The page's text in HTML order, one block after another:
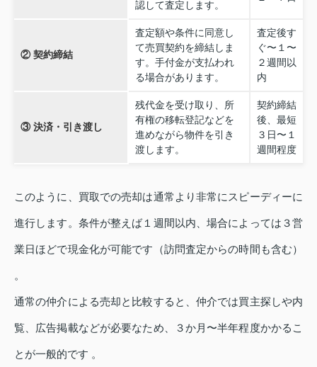
認して査定します。
② 契約締結
査定額や条件に同意し
て売買契約を締結しま
す。手付金が支払われ
る場合があります。
査定後す
ぐ〜１〜
２週間以
内
③ 決済・引き渡し
残代金を受け取り、所
有権の移転登記などを
進めながら物件を引き
渡します。
契約締結
後、最短
３日〜１
週間程度
このように、買取での売却は通常より非常にスピーディーに
進行します。条件が整えば１週間以内、場合によっては３営
業日ほどで現金化が可能です（訪問査定からの時間も含む）
。
通常の仲介による売却と比較すると、仲介では買主探しや内
覧、広告掲載などが必要なため、３か月〜半年程度かかるこ
とが一般的です 。